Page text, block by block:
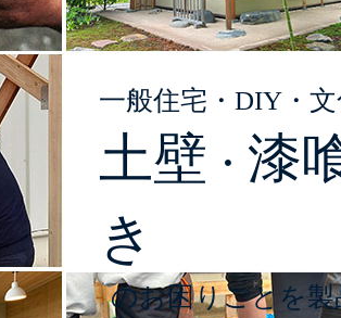
一般住宅・DIY・
土壁 ・ 漆
き
のお困りごとを